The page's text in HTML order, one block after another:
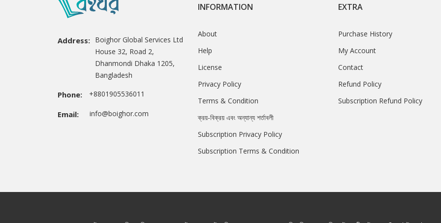
Address: Boighor Global Services Ltd
House 32, Road 2,
Dhanmondi Dhaka 1205,
Bangladesh
Phone: +8801905536011
Email: info@boighor.com
INFORMATION
About
Help
License
Privacy Policy
Terms & Condition
ক্রয়-বিক্রয় এবং অন্যান্য শর্তাবলী
Subscription Privacy Policy
Subscription Terms & Condition
EXTRA
Purchase History
My Account
Contact
Refund Policy
Subscription Refund Policy